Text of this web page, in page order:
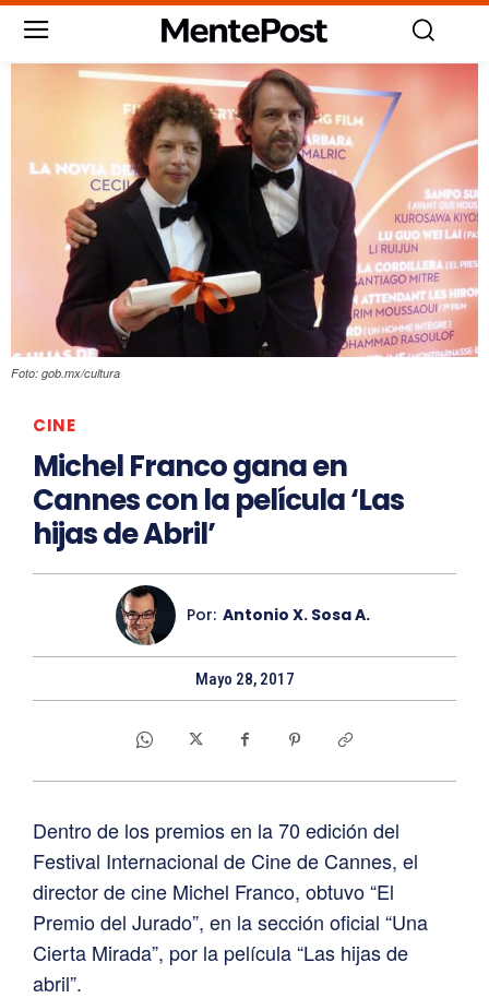
Foto: gob.mx/cultura
CINE
Michel Franco gana en
Cannes con la película ‘Las
hijas de Abril’
Por: Antonio X. Sosa A.
Mayo 28, 2017
Dentro de los premios en la 70 edición del
Festival Internacional de Cine de Cannes, el
director de cine Michel Franco, obtuvo “El
Premio del Jurado”, en la sección oficial “Una
Cierta Mirada”, por la película “Las hijas de
abril”.